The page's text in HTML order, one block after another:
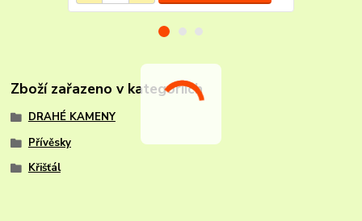
Zboží zařazeno v kategoriích
DRAHÉ KAMENY
Přívěsky
Křišťál